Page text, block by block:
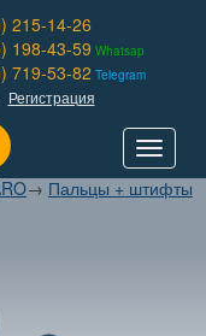
215-14-26
198-43-59 Whatsap
719-53-82 Telegram
Регистрация
Toggle
→ Пальцы + штифты